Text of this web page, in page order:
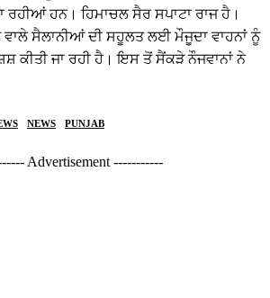
ਹਨ। ਹਿਮਾਚਲ ਸੈਰ ਸਪਾਟਾ ਰਾਜ ਹੈ।
ਸੈਲਾਨੀਆਂ ਦੀ ਸਹੂਲਤ ਲਈ ਮੌਜੂਦਾ ਵਾਹਨਾਂ ਨੂੰ
ਕੀਤੀ ਜਾ ਰਹੀ ਹੈ। ਇਸ ਤੋਂ ਸੈਂਕੜੇ ਨੌਜਵਾਨਾਂ ਨੇ
NEWS PUNJAB
Advertisement -----------